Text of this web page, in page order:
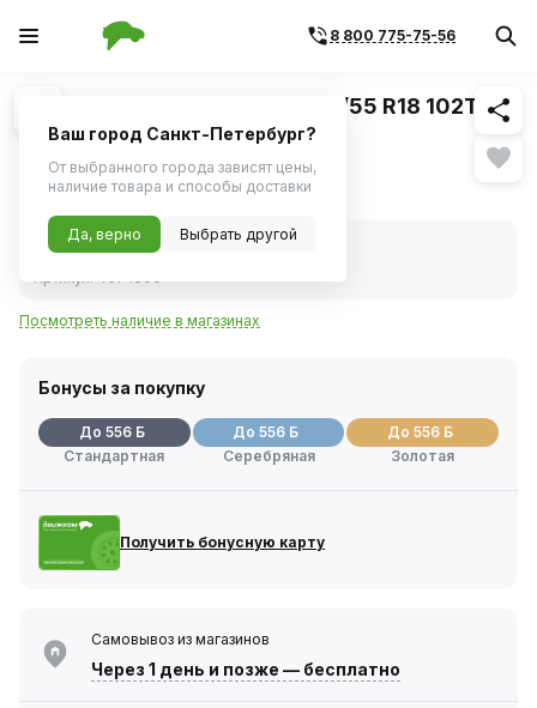
8 800 775-75-56
1/1 Похожие
Шина зимняя Formula Ice 225/55 R18 102T
шип
11 105 ₽
В наличии
Посмотреть наличие в магазинах
Бонусы за покупку
До 556 Б
Стандартная
До 556 Б
Серебряная
До 556 Б
Золотая
Получить бонусную карту
Самовывоз из магазинов
Через 1 день и позже — бесплатно
Ваш город Санкт-Петербург?
От выбранного города зависят цены,
наличие товара и способы доставки
Да, верно Выбрать другой